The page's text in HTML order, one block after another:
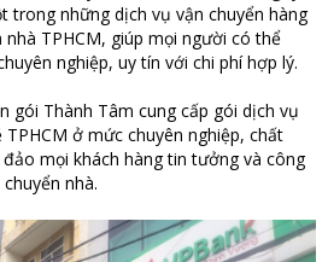
trong những dịch vụ vận chuyển hàng
TPHCM, giúp mọi người có thể
nghiệp, uy tín với chi phí hợp lý.
gói Thành Tâm cung cấp gói dịch vụ
ở mức chuyên nghiệp, chất
mọi khách hàng tin tưởng và công
nhà.